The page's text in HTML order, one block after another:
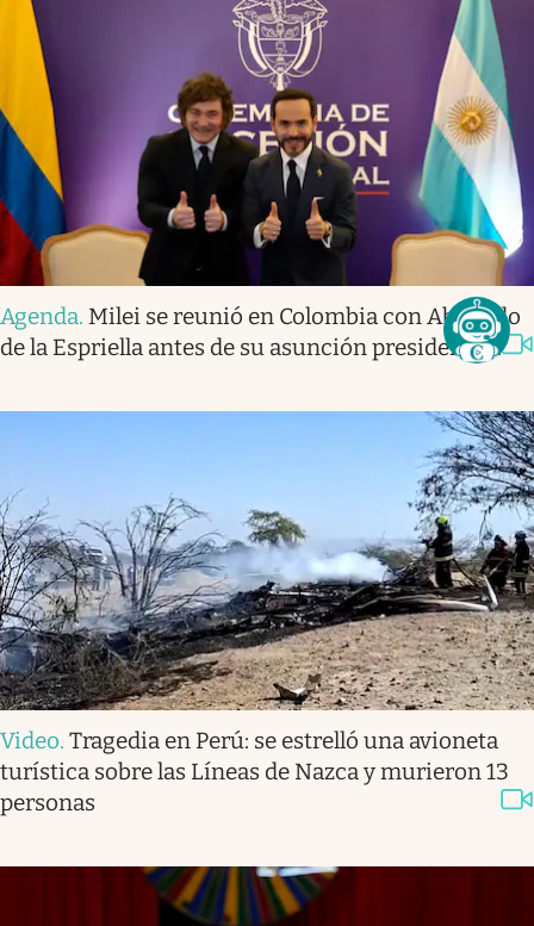
Agenda. Milei se reunió en Colombia con Abelardo
de la Espriella antes de su asunción presidencial
Video. Tragedia en Perú: se estrelló una avioneta
turística sobre las Líneas de Nazca y murieron 13
personas